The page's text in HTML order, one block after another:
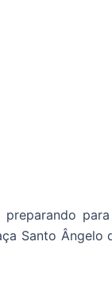
Santo Ângelo